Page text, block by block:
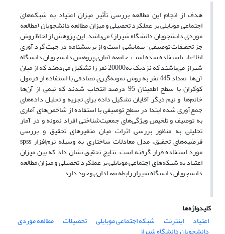
هدف از انجام این مطالعه بررسی تأثیر میزان اعتیاد به شبکه‌های
اجتماعی موبایلی بر عملکرد تحصیلی و میزان مطالعه دانشجویان (مطالعه
موردی دانشجویان دانشگاه شیراز) می‌باشد. این پژوهش از لحاظ روش
جز تحقیقات توصیفی- پیمایشی است و از پرسشنامه در جهت گرد آوری
اطلاعات استفاده شده است. جامعه آماری پژوهش دانشجویان دانشگاه
شیراز می‌باشند که نزدیک به20000 نفر را تشکیل می‌دهند که از میان
آن‌ها تعداد 445 نفر به روش نمونه‌گیری تصادفی با استفاده از فرمول
کوکران با سطح اطمینان 95 درصد انتخاب شدند که نیمی از آن‌ها
خانم‌ها و نیم دیگر آقایان تشکیل داده برای تجزیه و تحلیل داده‌های
جمع‌آوری شده ابتدا در سطح توصیفی با استفاده از شاخص‌های آماری
به توصیف و تلخیص ویژگی‌های جمعیت‌شناختی افراد نمونه و در آمار
تحلیلی به منظور بررسی اثرات میان متغیرهای تحقیق و بررسی
فرضیه‌های تحقیق، مدل معادلات ساختاری به وسیله نرم‌افزار spss
مورد استفاده قرار گرفته است. نتایج تحقیق نشان داد که بین میزان
اعتیاد به شبکه‌های اجتماعی موبایلی بر عملکرد تحصیلی و میزان مطالعه
دانشجویان دانشگاه شیراز رابطه معناداری وجود دارد.
کلیدواژه‌ها
اعتیاد
اینترنت شبکه اجتماعی موبایلی تحصیلات مطالعه موردی